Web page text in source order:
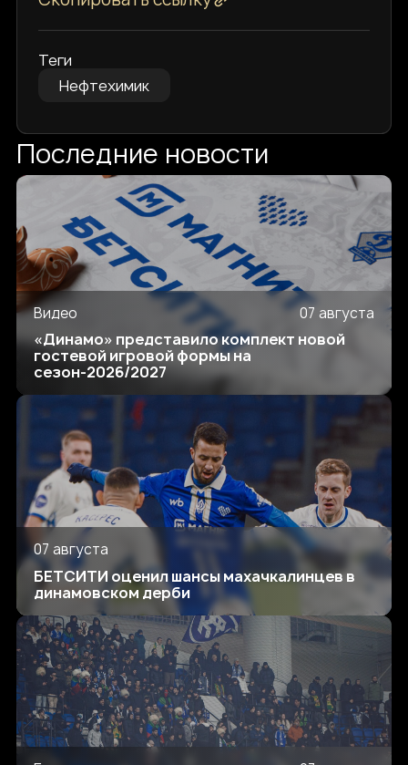
Теги
Нефтехимик
Последние новости
Видео 07 августа
«Динамо» представило комплект новой
гостевой игровой формы на
сезон-2026/2027
07 августа
БЕТСИТИ оценил шансы махачкалинцев в
динамовском дерби